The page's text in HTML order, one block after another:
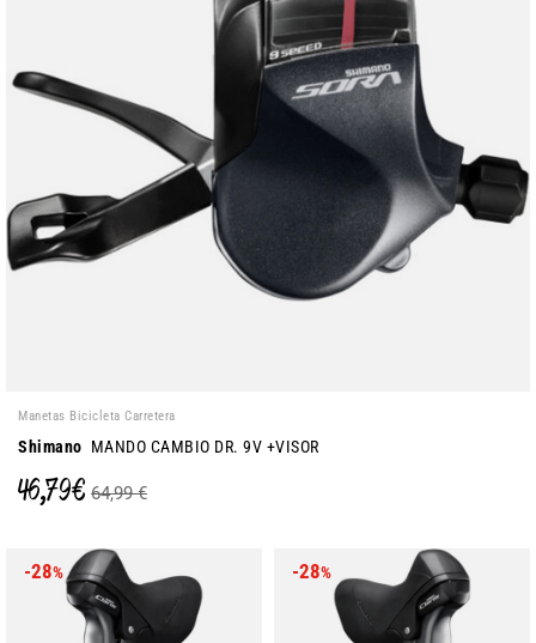
Manetas Bicicleta Carretera
Shimano MANDO CAMBIO DR. 9V +VISOR
46,79 € 64,99 €
-28% -28%